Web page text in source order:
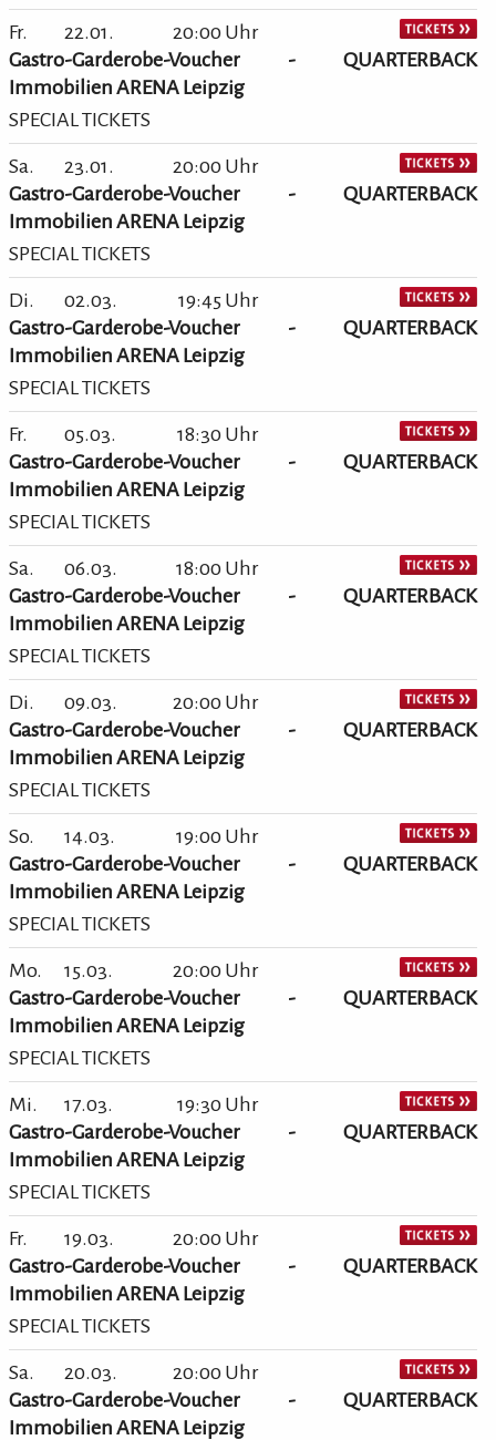
Fr. 22.01.
20:00 Uhr
Gastro-Garderobe-Voucher - QUARTERBACK
Immobilien ARENA Leipzig
SPECIAL TICKETS
Sa. 23.01.
20:00 Uhr
Gastro-Garderobe-Voucher - QUARTERBACK
Immobilien ARENA Leipzig
SPECIAL TICKETS
Di. 02.03.
19:45 Uhr
Gastro-Garderobe-Voucher - QUARTERBACK
Immobilien ARENA Leipzig
SPECIAL TICKETS
Fr. 05.03.
18:30 Uhr
Gastro-Garderobe-Voucher - QUARTERBACK
Immobilien ARENA Leipzig
SPECIAL TICKETS
Sa. 06.03.
18:00 Uhr
Gastro-Garderobe-Voucher - QUARTERBACK
Immobilien ARENA Leipzig
SPECIAL TICKETS
Di. 09.03.
20:00 Uhr
Gastro-Garderobe-Voucher - QUARTERBACK
Immobilien ARENA Leipzig
SPECIAL TICKETS
So. 14.03.
19:00 Uhr
Gastro-Garderobe-Voucher - QUARTERBACK
Immobilien ARENA Leipzig
SPECIAL TICKETS
Mo. 15.03.
20:00 Uhr
Gastro-Garderobe-Voucher - QUARTERBACK
Immobilien ARENA Leipzig
SPECIAL TICKETS
Mi. 17.03.
19:30 Uhr
Gastro-Garderobe-Voucher - QUARTERBACK
Immobilien ARENA Leipzig
SPECIAL TICKETS
Fr. 19.03.
20:00 Uhr
Gastro-Garderobe-Voucher - QUARTERBACK
Immobilien ARENA Leipzig
SPECIAL TICKETS
Sa. 20.03.
20:00 Uhr
Gastro-Garderobe-Voucher - QUARTERBACK
Immobilien ARENA Leipzig